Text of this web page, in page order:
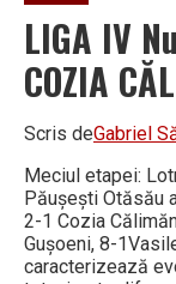
LIGA IV
COZIA
Scris deGabriel
Meciul etapei:
Păușești Otăsău
2-1 Cozia
Gușoeni, 8-
caracterizează